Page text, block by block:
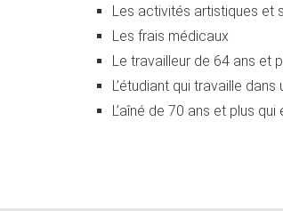
Les activités artistiques et
Les frais médicaux
Le travailleur de 64 ans et
L’étudiant qui travaille
L’aîné de 70 ans et plus